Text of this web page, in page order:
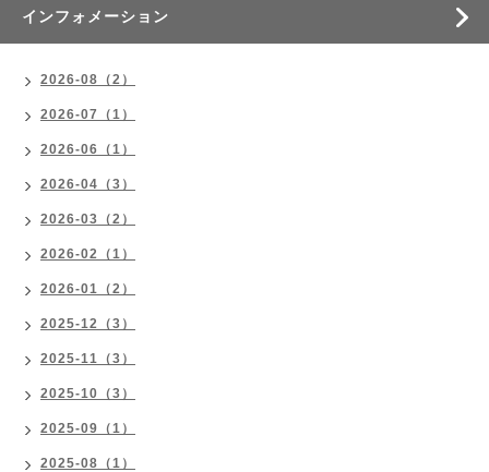
インフォメーション
2026-08（2）
2026-07（1）
2026-06（1）
2026-04（3）
2026-03（2）
2026-02（1）
2026-01（2）
2025-12（3）
2025-11（3）
2025-10（3）
2025-09（1）
2025-08（1）